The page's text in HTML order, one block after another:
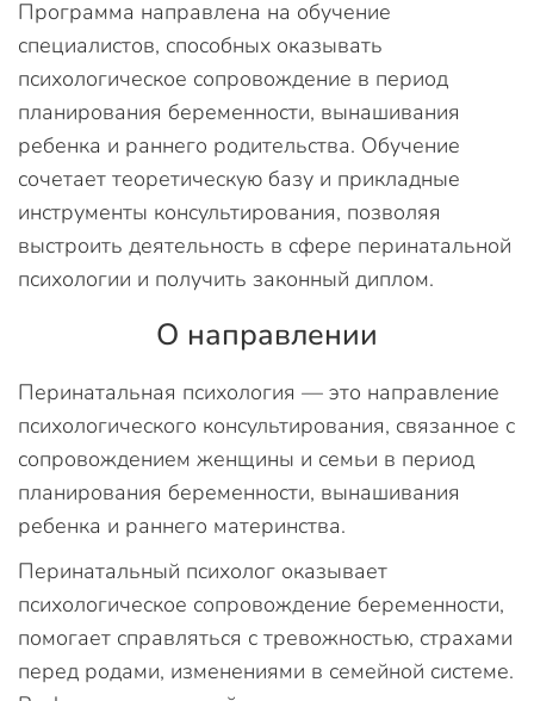
Программа направлена на обучение
специалистов, способных оказывать
психологическое сопровождение в период
планирования беременности, вынашивания
ребенка и раннего родительства. Обучение
сочетает теоретическую базу и прикладные
инструменты консультирования, позволяя
выстроить деятельность в сфере перинатальной
психологии и получить законный диплом.
О направлении
Перинатальная психология — это направление
психологического консультирования, связанное с
сопровождением женщины и семьи в период
планирования беременности, вынашивания
ребенка и раннего материнства.
Перинатальный психолог оказывает
психологическое сопровождение беременности,
помогает справляться с тревожностью, страхами
перед родами, изменениями в семейной системе.